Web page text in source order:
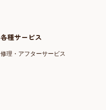
各種サービス
修理・アフターサービス